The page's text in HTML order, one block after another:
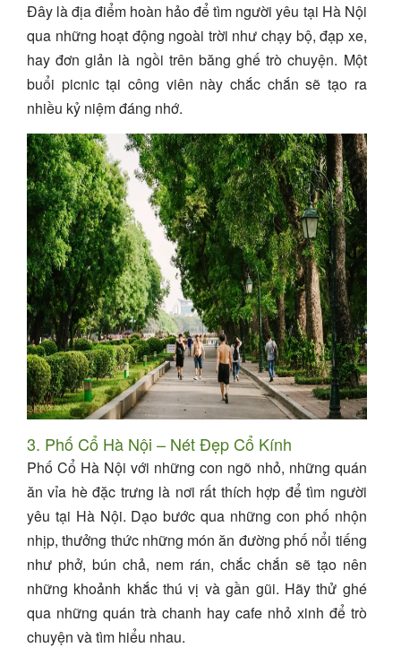
Đây là địa điểm hoàn hảo để tìm người yêu tại Hà Nội
qua những hoạt động ngoài trời như chạy bộ, đạp xe,
hay đơn giản là ngồi trên băng ghế trò chuyện. Một
buổi picnic tại công viên này chắc chắn sẽ tạo ra
nhiều kỷ niệm đáng nhớ.
3. Phố Cổ Hà Nội – Nét Đẹp Cổ Kính
Phố Cổ Hà Nội với những con ngõ nhỏ, những quán
ăn vỉa hè đặc trưng là nơi rất thích hợp để tìm người
yêu tại Hà Nội. Dạo bước qua những con phố nhộn
nhịp, thưởng thức những món ăn đường phố nổi tiếng
như phở, bún chả, nem rán, chắc chắn sẽ tạo nên
những khoảnh khắc thú vị và gần gũi. Hãy thử ghé
qua những quán trà chanh hay cafe nhỏ xinh để trò
chuyện và tìm hiểu nhau.